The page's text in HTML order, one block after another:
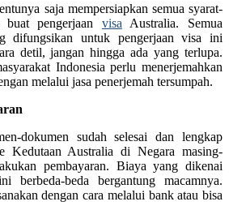
saja mempersiapkan semua syarat-
pengerjaan visa Australia. Semua
difungsikan untuk pengerjaan visa ini
detil, jangan hingga ada yang terlupa.
Indonesia perlu menerjemahkan
melalui jasa penerjemah tersumpah.
dokumen sudah selesai dan lengkap
Kedutaan Australia di Negara masing-
pembayaran. Biaya yang dikenai
berbeda-beda bergantung macamnya.
dengan cara melalui bank atau bisa